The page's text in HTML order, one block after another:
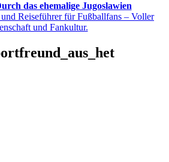
das ehemalige Jugoslawien
Reiseführer für Fußballfans – Voller
und Fankultur.